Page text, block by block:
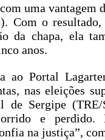
uma vantagem
Com o
da chapa, ela
anos.
ao Portal
nas eleições
de Sergipe
e
na justiça”,